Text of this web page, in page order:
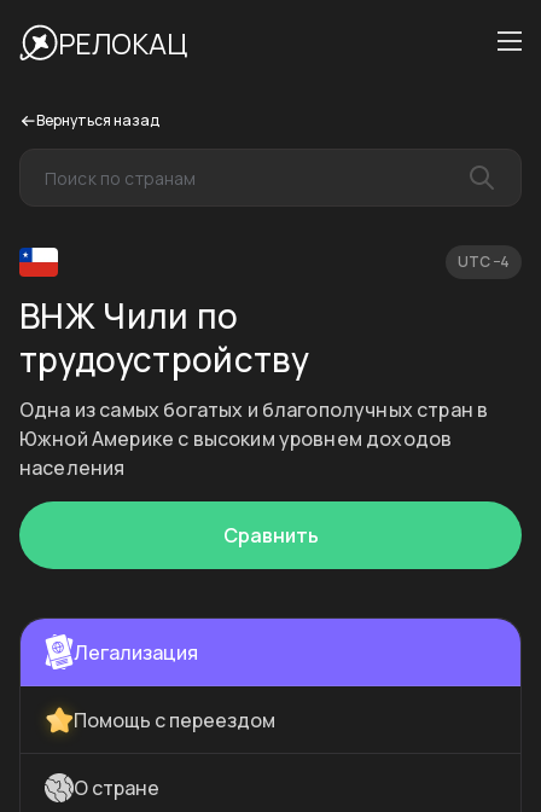
РЕЛОКАЦ
Вернуться назад
UTC −4
ВНЖ Чили по
трудоустройству
Одна из самых богатых и благополучных стран в
Южной Америке с высоким уровнем доходов
населения
Сравнить
Легализация
Помощь с переездом
О стране